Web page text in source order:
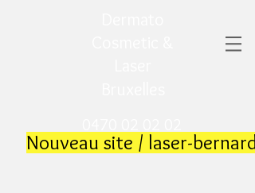
Nouveau site / laser-